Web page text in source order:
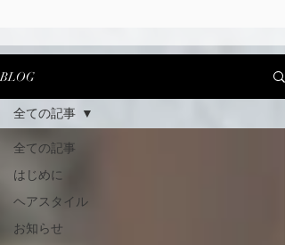
BLOG
全ての記事
はじめに
ヘアスタイル
お知らせ
全ての記事